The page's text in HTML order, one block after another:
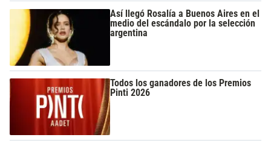
Así llegó Rosalía a Buenos Aires en el
medio del escándalo por la selección
argentina
Todos los ganadores de los Premios
Pinti 2026